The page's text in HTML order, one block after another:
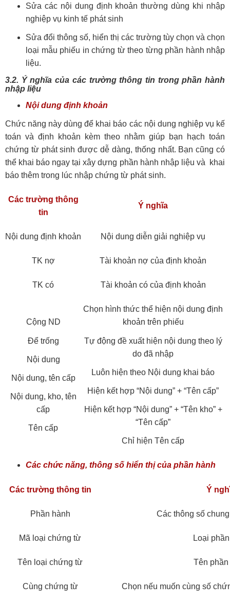
Sửa các nội dung định khoản thường dùng khi nhập
nghiệp vụ kinh tế phát sinh
Sửa đổi thông số, hiển thị các trường tùy chọn và chọn
loại mẫu phiếu in chứng từ theo từng phần hành nhập
liệu.
3.2. Ý nghĩa của các trường thông tin trong phần hành
nhập liệu
Nội dung định khoản
Chức năng này dùng để khai báo các nội dung nghiệp vụ kế
toán và định khoản kèm theo nhằm giúp bạn hạch toán
chứng từ phát sinh được dễ dàng, thống nhất. Bạn cũng có
thể khai báo ngay tại xây dựng phần hành nhập liệu và khai
báo thêm trong lúc nhập chứng từ phát sinh.
Các trường thông
tin
Ý nghĩa
Nội dung định khoản Nội dung diễn giải nghiệp vụ
TK nợ Tài khoản nợ của định khoản
TK có Tài khoản có của định khoản
Cộng ND
Để trống
Nội dung
Nội dung, tên cấp
Nội dung, kho, tên
cấp
Tên cấp
Chọn hình thức thể hiện nội dung định
khoản trên phiếu
Tự động đề xuất hiện nội dung theo lý
do đã nhập
Luôn hiện theo Nội dung khai báo
Hiện kết hợp “Nội dung” + “Tên cấp”
Hiện kết hợp “Nội dung” + “Tên kho” +
“Tên cấp”
Chỉ hiện Tên cấp
Các chức năng, thông số hiển thị của phần hành
Các trường thông tin Ý
Phần hành Các thông số
Mã loại chứng từ Loại
Tên loại chứng từ Tên
Cùng chứng từ Chọn nếu muốn cùng số